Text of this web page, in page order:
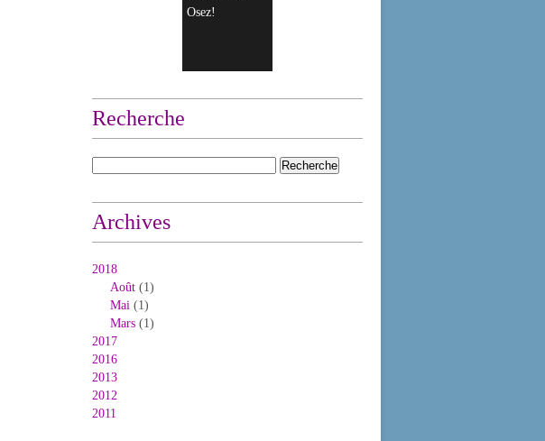
Osez!
Recherche
Archives
2018
Août (1)
Mai (1)
Mars (1)
2017
2016
2013
2012
2011